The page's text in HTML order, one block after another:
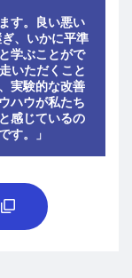
す。良い悪い
、いかに平準
学ぶことがで
いただくこと
実験的な改善
ハウが私たち
感じているの
す。」